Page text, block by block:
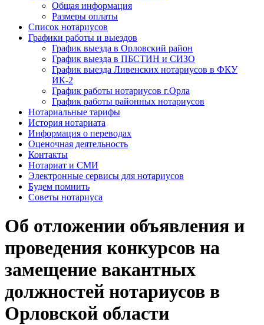
Общая информация
Размеры оплаты
Список нотариусов
Графики работы и выездов
График выезда в Орловский район
График выезда в ПБСТИН и СИЗО
График выезда Ливенских нотариусов в ФКУ
ИК-2
График работы нотариусов г.Орла
График работы районных нотариусов
Нотариальные тарифы
История нотариата
Информация о переводах
Оценочная деятельность
Контакты
Нотариат и СМИ
Электронные сервисы для нотариусов
Будем помнить
Советы нотариуса
Об отложении объявления и
проведения конкурсов на
замещение вакантных
должностей нотариусов в
Орловской области